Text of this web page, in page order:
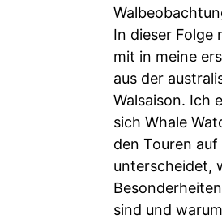
In dieser Folge
mit in meine
aus der
Walsaison. Ich
sich Whale
den Touren
unterscheidet,
sind und